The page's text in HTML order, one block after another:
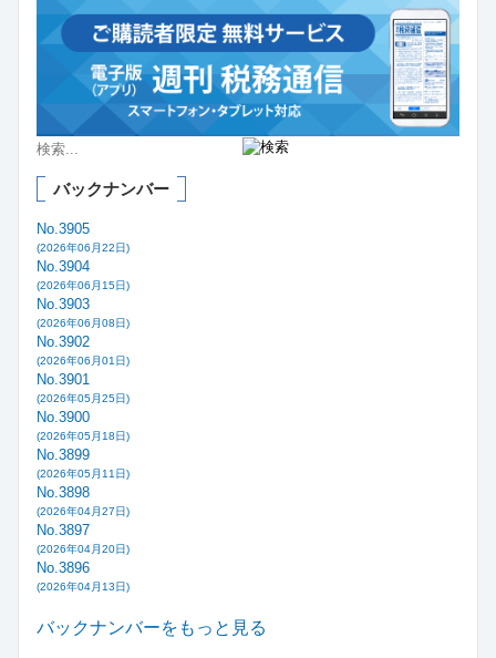
バックナンバー
No.3905
(2026年06月22日)
No.3904
(2026年06月15日)
No.3903
(2026年06月08日)
No.3902
(2026年06月01日)
No.3901
(2026年05月25日)
No.3900
(2026年05月18日)
No.3899
(2026年05月11日)
No.3898
(2026年04月27日)
No.3897
(2026年04月20日)
No.3896
(2026年04月13日)
バックナンバーをもっと見る